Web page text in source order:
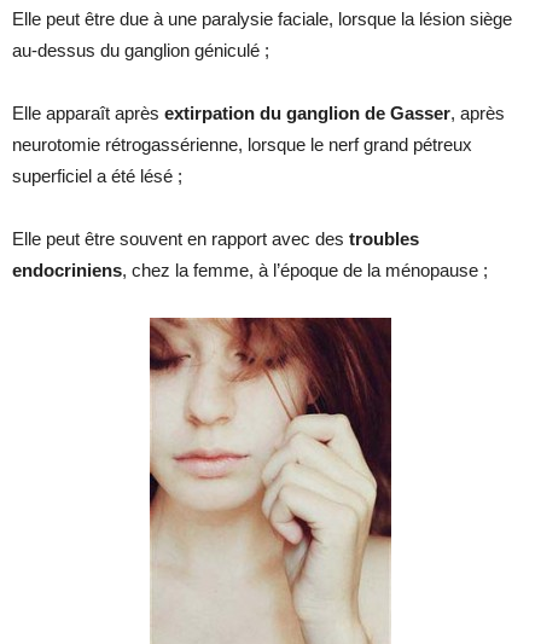
Elle peut être due à une paralysie faciale, lorsque la lésion siège
au-dessus du ganglion géniculé ;
Elle apparaît après extirpation du ganglion de Gasser, après
neurotomie rétrogassérienne, lorsque le nerf grand pétreux
superficiel a été lésé ;
Elle peut être souvent en rapport avec des troubles
endocriniens, chez la femme, à l’époque de la ménopause ;